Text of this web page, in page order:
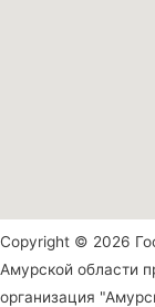
Copyright © 2026
Амурской области
организация